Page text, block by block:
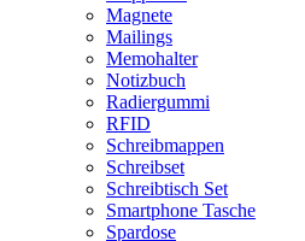
Magnete
Mailings
Memohalter
Notizbuch
Radiergummi
RFID
Schreibmappen
Schreibset
Schreibtisch Set
Smartphone Tasche
Spardose